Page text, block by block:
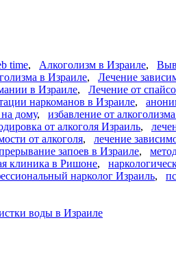
time, Алкоголизм в Израиле,
в Израиле, Лечение
в Израиле, Лечение от
наркоманов в Израиле,
дому, избавление от
от алкоголя Израиль,
от алкоголя, лечение
запоев в Израиле,
клиника в Ришоне,
нарколог Израиль,